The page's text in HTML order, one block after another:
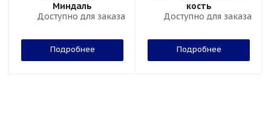
Миндаль
Доступно для заказа
Подробнее
кость
Доступно для заказа
Подробнее